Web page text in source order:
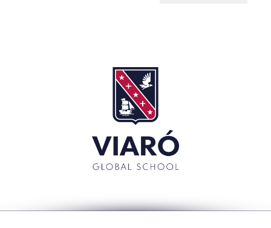
La Muestra de Artes 2026: creatividad, música y